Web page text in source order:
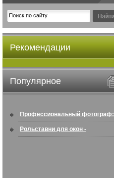
Рекомендации
Популярное
Профессиональный фотограф:
искусство создавать снимки, ...
Рольставни для окон -